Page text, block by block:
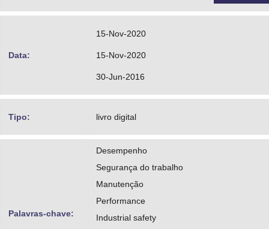
Data:
15-Nov-2020
15-Nov-2020
30-Jun-2016
Tipo: livro digital
Palavras-chave:
Desempenho
Segurança do trabalho
Manutenção
Performance
Industrial safety